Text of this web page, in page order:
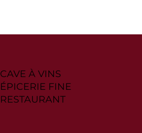
CAVE À VINS
ÉPICERIE FINE
RESTAURANT